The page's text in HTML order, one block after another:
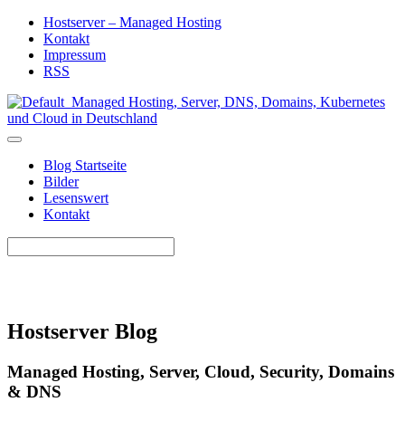
Hostserver – Managed Hosting
Kontakt
Impressum
RSS
Blog Startseite
Bilder
Lesenswert
Kontakt
Hostserver Blog
Managed Hosting, Server, Cloud, Security, Domains
& DNS